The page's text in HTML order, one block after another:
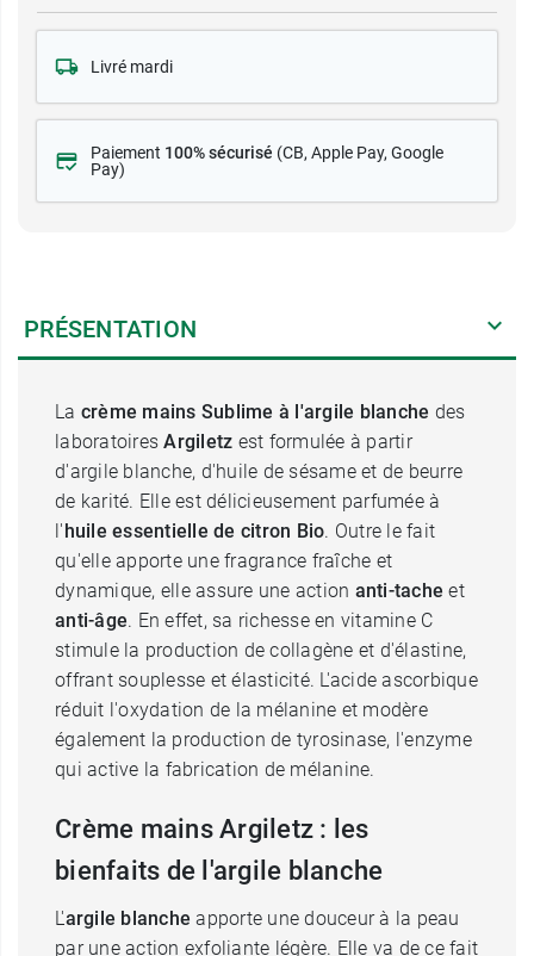
Livré mardi
Paiement 100% sécurisé (CB, Apple Pay, Google
Pay)
PRÉSENTATION
La crème mains Sublime à l'argile blanche des
laboratoiresArgiletz est formulée à partir
d'argile blanche, d'huile de sésame et de beurre
de karité. Elle est délicieusement parfumée à
l'huile essentielle de citron Bio. Outre le fait
qu'elle apporte une fragrance fraîche et
dynamique, elle assure une action anti-tache et
anti-âge. En effet, sa richesse en vitamine C
stimule la production de collagène et d'élastine,
offrant souplesse et élasticité. L'acide ascorbique
réduit l'oxydation de la mélanine et modère
également la production de tyrosinase, l'enzyme
qui active la fabrication de mélanine.
Crème mains Argiletz : les
bienfaits de l'argile blanche
L'argile blancheapporte une douceur à la peau
par une action exfoliante légère. Elle va de ce fait